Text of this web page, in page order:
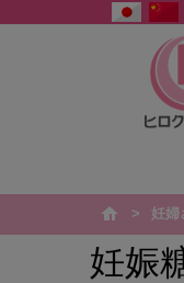
h
m
e
妊婦
妊娠